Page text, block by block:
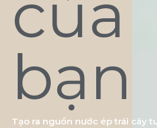
bạn
Tạo ra nguồn nước ép trái cây